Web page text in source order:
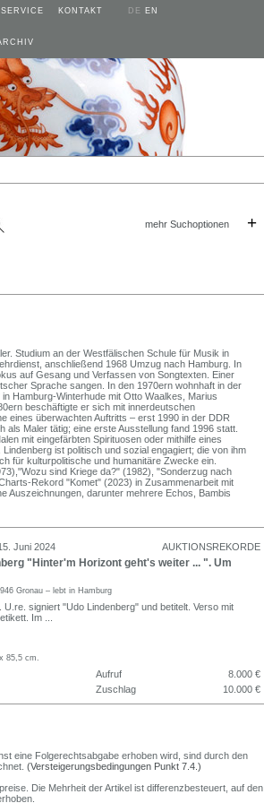
SERVICE KONTAKT DE EN
mehr Suchoptionen +
Studium an der Westfälischen Schule für Musik in
anschließend 1968 Umzug nach Hamburg. In
auf Gesang und Verfassen von Songtexten. Einer
Sprache sangen. In den 1970ern wohnhaft in der
Hamburg-Winterhude mit Otto Waalkes, Marius
beschäftigte er sich mit innerdeutschen
eines überwachten Auftritts – erst 1990 in der DDR
als Maler tätig; eine erste Ausstellung fand 1996 statt.
mit eingefärbten Spirituosen oder mithilfe eines
ist politisch und sozial engagiert; die von ihm
für kulturpolitische und humanitäre Zwecke ein.
sind Kriege da?" (1982), "Sonderzug nach
Rekord "Komet" (2023) in Zusammenarbeit mit
Auszeichnungen, darunter mehrere Echos, Bambis
Juni 2024 AUKTIONSREKORDE
"Hinter'm Horizont geht's weiter ... ". Um
Gronau – lebt in Hamburg
U.re. signiert "Udo Lindenberg" und betitelt. Verso mit
Im
85,5 cm.
Aufruf
8.000 €
Zuschlag
10.000 €
eine Folgerechtsabgabe erhoben wird, sind durch den
(Versteigerungsbedingungen Punkt 7.4.)
Die Mehrheit der Artikel ist differenzbesteuert, auf den